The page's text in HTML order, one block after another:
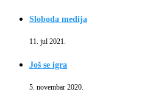
Sloboda medija
11. jul 2021.
Još se igra
5. novembar 2020.